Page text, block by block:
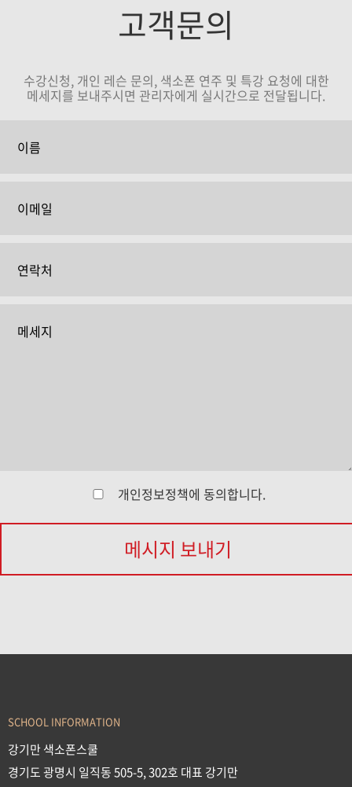
고객문의
수강신청, 개인 레슨 문의, 색소폰 연주 및 특강 요청에 대한
메세지를 보내주시면 관리자에게 실시간으로 전달됩니다.
개인정보정책에 동의합니다.
메시지 보내기
SCHOOL INFORMATION
강기만 색소폰스쿨
경기도 광명시 일직동 505-5, 302호 대표 강기만